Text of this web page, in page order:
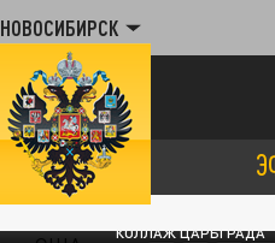
НОВОСИБИРСК
КОЛЛАЖ ЦАРЬГРАДА